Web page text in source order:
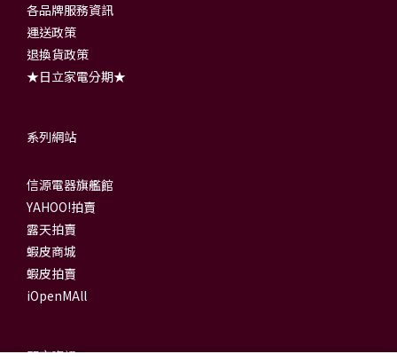
各品牌服務資訊
運送政策
退換貨政策
★日立家電分期★
系列網站
信源電器旗艦館
YAHOO!拍賣
露天拍賣
蝦皮商城
蝦皮拍賣
iOpenMAll
門市資訊